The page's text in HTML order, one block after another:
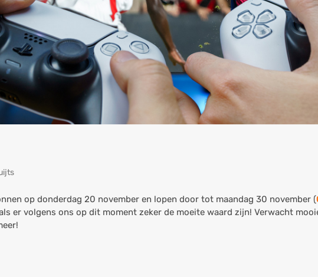
op donderdag 20 november en lopen door tot maandag 30 november (
er volgens ons op dit moment zeker de moeite waard zijn! Verwacht